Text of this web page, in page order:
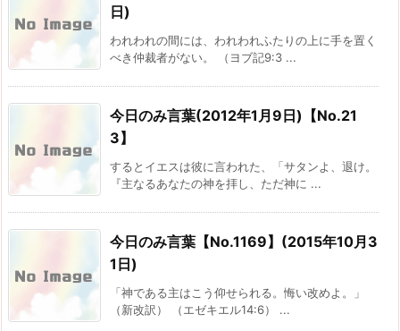
日)
われわれの間には、われわれふたりの上に手を置く
べき仲裁者がない。 （ヨブ記9:3 ...
今日のみ言葉(2012年1月9日)【No.21
3】
するとイエスは彼に言われた、「サタンよ、退け。
『主なるあなたの神を拝し、ただ神に ...
今日のみ言葉【No.1169】(2015年10月3
1日)
「神である主はこう仰せられる。悔い改めよ。」
（新改訳） （エゼキエル14:6） ...